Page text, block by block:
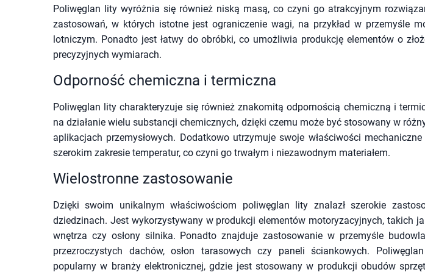
Poliwęglan lity wyróżnia się również niską masą, co czyni go atrakcyjnym
zastosowań, w których istotne jest ograniczenie wagi, na przykład w przemyśle
lotniczym. Ponadto jest łatwy do obróbki, co umożliwia produkcję elementów o
precyzyjnych wymiarach.
Odporność chemiczna i termiczna
Poliwęglan lity charakteryzuje się również znakomitą odpornością chemiczną i
na działanie wielu substancji chemicznych, dzięki czemu może być stosowany w
aplikacjach przemysłowych. Dodatkowo utrzymuje swoje właściwości
szerokim zakresie temperatur, co czyni go trwałym i niezawodnym materiałem.
Wielostronne zastosowanie
Dzięki swoim unikalnym właściwościom poliwęglan lity znalazł szerokie
dziedzinach. Jest wykorzystywany w produkcji elementów motoryzacyjnych, takich
wnętrza czy osłony silnika. Ponadto znajduje zastosowanie w przemyśle
przezroczystych dachów, osłon tarasowych czy paneli ściankowych.
popularny w branży elektronicznej, gdzie jest stosowany w produkcji obudów